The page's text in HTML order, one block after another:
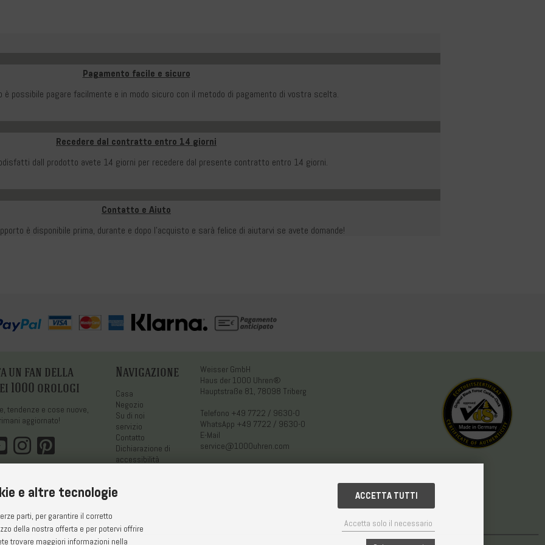
Pagamento facile e sicuro
è possibile pagare facilmente e in modo sicuro con il metodo di pagamento di vostra scelta.
Recedere dal contratto entro 14 giorni
dall prodotto avete 14 giorni per recedere dal presente contratto entro 14 giorni.
Contatto e Aiuto
è disponibile prima, durante e dopo l'acquisto e sarà felice di aiutarvi se avete domande!
un fan della
1000 orologi
tendenze e cose nuove,
aggiornato!
Navigazione
Casa
Negozio
Su di noi
servizio
Contatto
Dichiarazione di
accessibilità
Weisser GmbH
Haus der 1000 Uhren®
Hauptstraße 81, 78098 Triberg
Telefono +49 7722 / 9630-0
WhatsApp +49 7722 / 9630-0
E-Mail
service@1000uhren.com
e altre tecnologie
parti, per garantire il corretto
della nostra offerta e per potervi offrire
trovare maggiori informazioni nella
ACCETTA TUTTI
Accetta solo il necessario